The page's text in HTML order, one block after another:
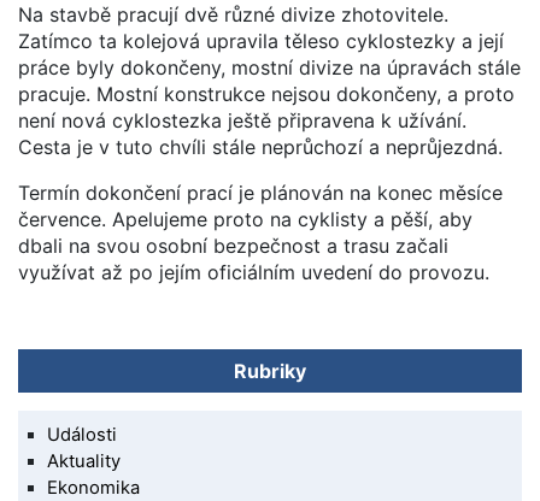
Na stavbě pracují dvě různé divize zhotovitele.
Zatímco ta kolejová upravila těleso cyklostezky a její
práce byly dokončeny, mostní divize na úpravách stále
pracuje. Mostní konstrukce nejsou dokončeny, a proto
není nová cyklostezka ještě připravena k užívání.
Cesta je v tuto chvíli stále neprůchozí a neprůjezdná.
Termín dokončení prací je plánován na konec měsíce
července. Apelujeme proto na cyklisty a pěší, aby
dbali na svou osobní bezpečnost a trasu začali
využívat až po jejím oficiálním uvedení do provozu.
Rubriky
Události
Aktuality
Ekonomika